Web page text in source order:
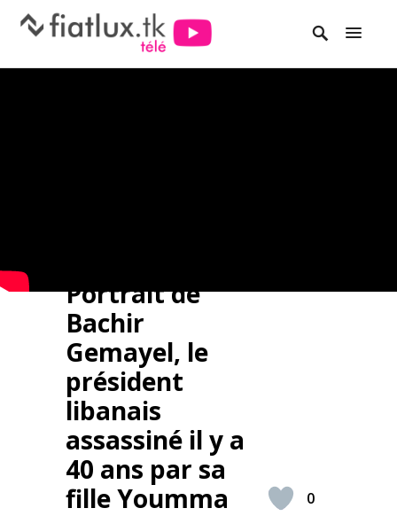
Portrait de
Bachir
Gemayel, le
président
libanais
assassiné il y a
40 ans par sa
fille Youmma
0